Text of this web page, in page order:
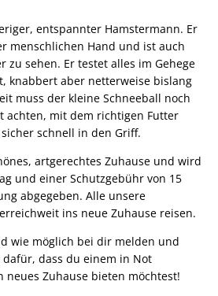
entspannter Hamstermann. Er
menschlichen Hand und ist auch
zu sehen. Er testet alles im Gehege
knabbert aber netterweise bislang
muss der kleine Schneeball noch
achten, mit dem richtigen Futter
schnell in den Griff.
artgerechtes Zuhause und wird
und einer Schutzgebühr von 15
abgegeben. Alle unsere
ins neue Zuhause reisen.
wie möglich bei dir melden und
dass du einem in Not
neues Zuhause bieten möchtest!